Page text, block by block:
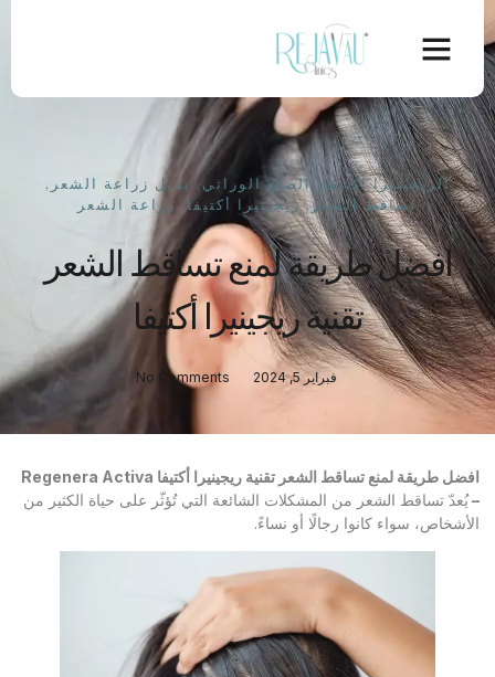
الريجينيرا اكتيفا,الصلع الوراثي, بديل زراعة الشعر ,
تساقط الشعر,ريجينيرا أكتيفا, زراعة الشعر
افضل طريقة لمنع تساقط الشعر
تقنية ريجينيرا أكتيفا
فبراير 5, 2024 No Comments
–يُعدّ تساقط الشعر من المشكلات الشائعة التي تُؤثّر على حياة الكثير من
الأشخاص، سواء كانوا رجالًا أو نساءً.